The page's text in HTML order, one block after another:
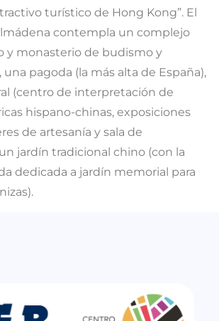
turístico de Hong Kong”. El
contempla un complejo
y monasterio de budismo y
una pagoda (la más alta de España),
(centro de interpretación de
hispano-chinas, exposiciones
de artesanía y sala de
jardín tradicional chino (con la
dedicada a jardín memorial para